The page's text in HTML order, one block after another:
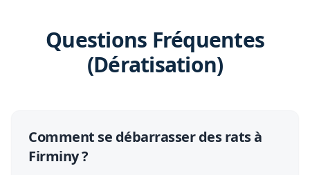
Questions Fréquentes
(Dératisation)
Comment se débarrasser des rats à
Firminy ?